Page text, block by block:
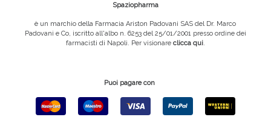
Spaziopharma
è un marchio della Farmacia Ariston Padovani SAS del Dr. Marco
Padovani e Co, iscritto all'albo n. 6253 del 25/01/2001 presso ordine dei
farmacisti di Napoli. Per visionare clicca qui.
Puoi pagare con